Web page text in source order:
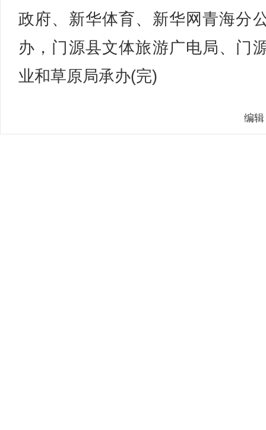
政府、新华体育、新华网青海分
办，门源县文体旅游广电局、门
业和草原局承办(完)
编